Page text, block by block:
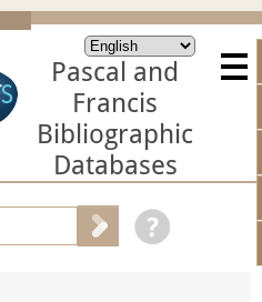
Pascal and
Francis
Bibliographic
Databases